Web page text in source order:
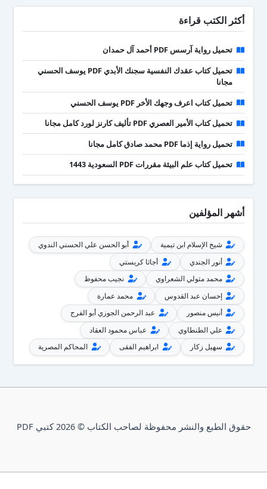
أكثر الكتب قراءة
تحميل رواية آرسس PDF أحمد آل حمدان
تحميل كتاب عقدك النفسية سجنك الأبدي PDF يوسف الحسني
مجانا
تحميل كتاب اعرف وجهك الأخر PDF يوسف الحسني
تحميل كتاب الأمير العصري PDF تأليف كارنز لورد كامل مجانا
تحميل رواية إذما PDF محمد صادق كامل مجانا
تحميل كتاب علم البيئة مقررات PDF السعودية 1443
أشهر المؤلفين
شيخ الإسلام ابن تيمية
أبو الحسن علي الحسني الندوي
أنور الجندي
أجاثا كريستي
محمد متولي الشعراوي
نجيب محفوظ
إحسان عبد القدوس
محمد عمارة
أنيس منصور
عبد الرحمن الجوزي أبو الفرج
علي الطنطاوي
عباس محمود العقاد
سهيل زكار
ابراهيم الفقى المحاكم المصرية
حقوق الطبع والنشر محفوظة لصاحب الكتاب © 2026 كتبي PDF